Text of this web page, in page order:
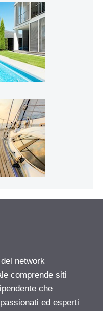
network
comprende siti
che
ed esperti